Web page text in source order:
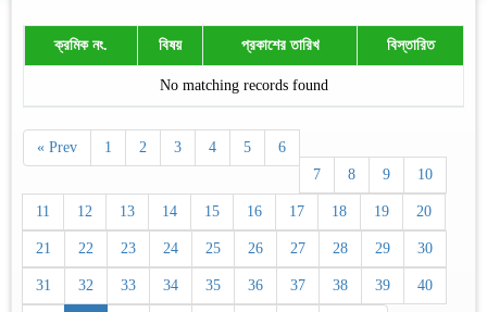
ক্রমিক নং. বিষয় প্রকাশের তারিখ বিস্তারিত
No matching records found
« Prev 1 2 3 4 5
6
7
8 9 10
11 12 13 14 15 16 17 18 19 20
21 22 23 24 25 26 27 28 29 30
31 32 33 34 35 36 37 38 39 40